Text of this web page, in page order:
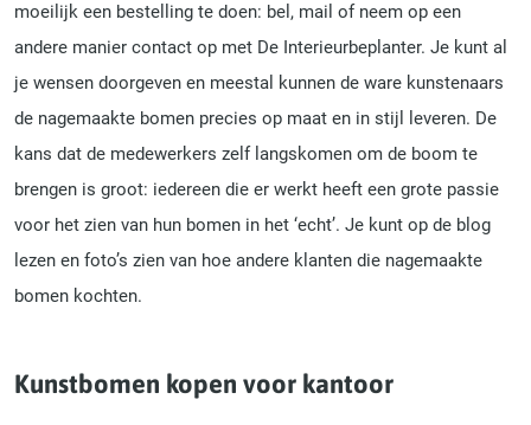
moeilijk een bestelling te doen: bel, mail of neem op een
andere manier contact op met De Interieurbeplanter. Je kunt al
je wensen doorgeven en meestal kunnen de ware kunstenaars
de nagemaakte bomen precies op maat en in stijl leveren. De
kans dat de medewerkers zelf langskomen om de boom te
brengen is groot: iedereen die er werkt heeft een grote passie
voor het zien van hun bomen in het ‘echt’. Je kunt op de blog
lezen en foto’s zien van hoe andere klanten die nagemaakte
bomen kochten.
Kunstbomen kopen voor kantoor